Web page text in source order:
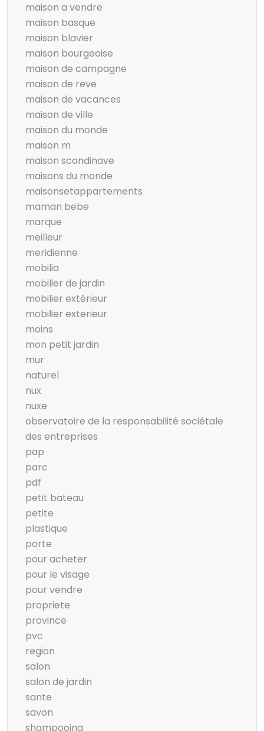
maison a vendre
maison basque
maison blavier
maison bourgeoise
maison de campagne
maison de reve
maison de vacances
maison de ville
maison du monde
maison m
maison scandinave
maisons du monde
maisonsetappartements
maman bebe
marque
meilleur
meridienne
mobilia
mobilier de jardin
mobilier extérieur
mobilier exterieur
moins
mon petit jardin
mur
naturel
nux
nuxe
observatoire de la responsabilité sociétale
des entreprises
pap
parc
pdf
petit bateau
petite
plastique
porte
pour acheter
pour le visage
pour vendre
propriete
province
pvc
region
salon
salon de jardin
sante
savon
shampooing